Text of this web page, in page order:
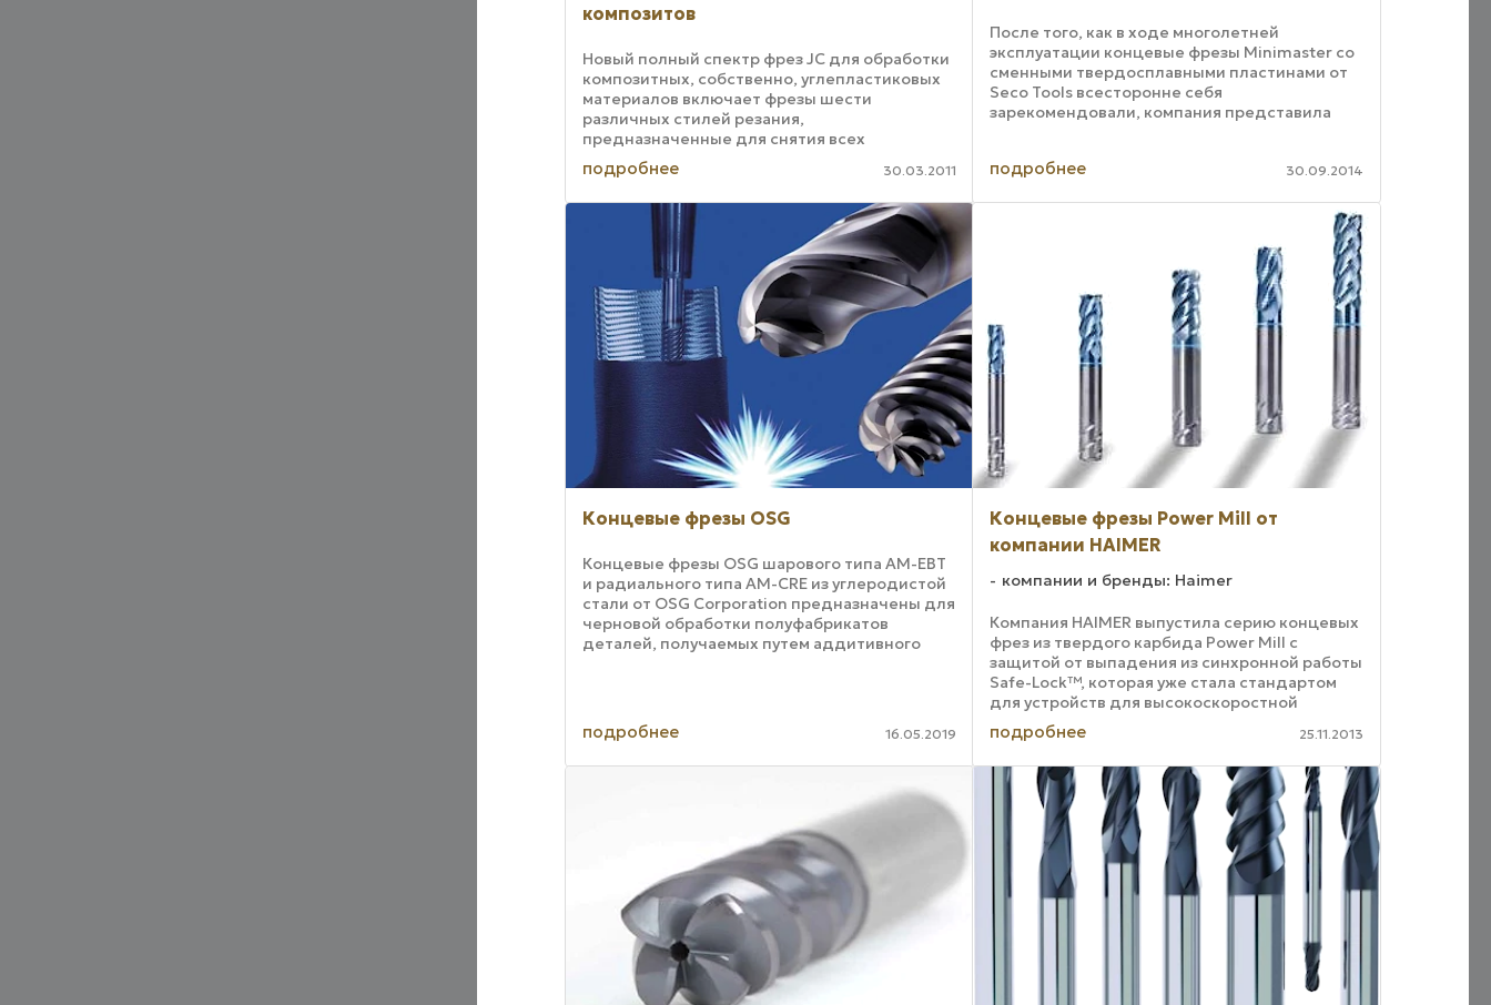
композитов
Новый полный спектр фрез JC для обработки
композитных, собственно, углепластиковых
материалов включает фрезы шести
различных стилей резания,
предназначенные для снятия всех
разновидностей этих материалов и
обеспечивающие успешное конкурирование
как ...
подробнее 30.03.2011
После того, как в ходе многолетней
эксплуатации концевые фрезы Minimaster со
сменными твердосплавными пластинами от
Seco Tools всесторонне себя
зарекомендовали, компания представила
подробнее 30.09.2014
Концевые фрезы OSG
Концевые фрезы OSG шарового типа AM-EBT
и радиального типа AM-CRE из углеродистой
стали от OSG Corporation предназначены для
черновой обработки полуфабрикатов
деталей, получаемых путем аддитивного
подробнее 16.05.2019
Концевые фрезы Power Mill от
компании HAIMER
компании и бренды: Haimer
Компания HAIMER выпустила серию концевых
фрез из твердого карбида Power Mill с
защитой от выпадения из синхронной работы
Safe-Lock™, которая уже стала стандартом
для устройств для высокоскоростной
обработки. Диаметр фрез варьирует от 2 до
20 мм; ...
подробнее 25.11.2013